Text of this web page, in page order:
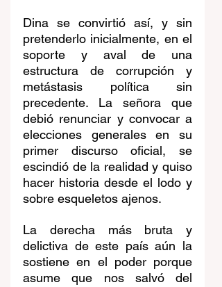
Dina se convirtió así, y sin
pretenderlo inicialmente, en el
soporte y aval de una
estructura de corrupción y
metástasis política sin
precedente. La señora que
debió renunciar y convocar a
elecciones generales en su
primer discurso oficial, se
escindió de la realidad y quiso
hacer historia desde el lodo y
sobre esqueletos ajenos.
La derecha más bruta y
delictiva de este país aún la
sostiene en el poder porque
asume que nos salvó del